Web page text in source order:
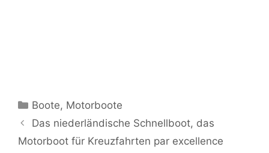
Kategorien
Boote, Motorboote
Das niederländische Schnellboot, das
Motorboot für Kreuzfahrten par excellence